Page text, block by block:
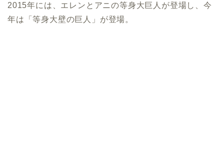
2015年には、エレンとアニの等身大巨人が登場し、今
年は「等身大壁の巨人」が登場。